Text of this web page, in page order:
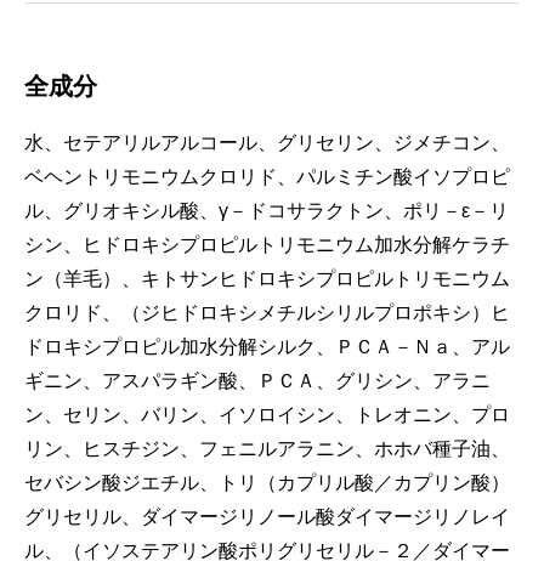
全成分
水、セテアリルアルコール、グリセリン、ジメチコン、
ベヘントリモニウムクロリド、パルミチン酸イソプロピ
ル、グリオキシル酸、γ－ドコサラクトン、ポリ－ε－リ
シン、ヒドロキシプロピルトリモニウム加水分解ケラチ
ン（羊毛）、キトサンヒドロキシプロピルトリモニウム
クロリド、（ジヒドロキシメチルシリルプロポキシ）ヒ
ドロキシプロピル加水分解シルク、ＰＣＡ－Ｎａ、アル
ギニン、アスパラギン酸、ＰＣＡ、グリシン、アラニ
ン、セリン、バリン、イソロイシン、トレオニン、プロ
リン、ヒスチジン、フェニルアラニン、ホホバ種子油、
セバシン酸ジエチル、トリ（カプリル酸／カプリン酸）
グリセリル、ダイマージリノール酸ダイマージリノレイ
ル、（イソステアリン酸ポリグリセリル－２／ダイマー